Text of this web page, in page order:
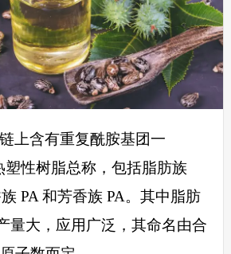
上含有重复酰胺基团一
塑性树脂总称，包括脂肪族
PA 和芳香族 PA。其中脂肪
量大，应用广泛，其命名由合